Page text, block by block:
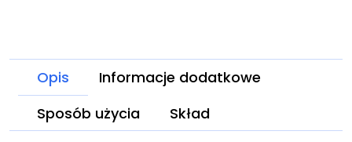
Opis
Informacje dodatkowe
Sposób użycia
Skład